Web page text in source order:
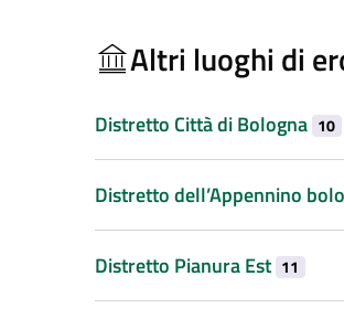
Altri luoghi di
Distretto Città di Bologna 10
Distretto dell’Appennino
Distretto Pianura Est 11